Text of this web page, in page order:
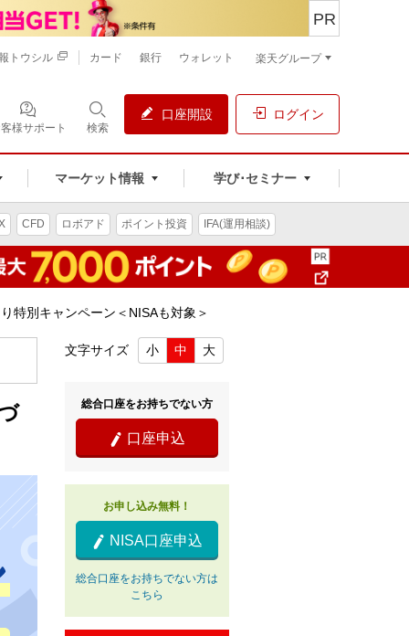
様サポート 検索
口座開設 ログイン
マーケット情報 学び･セミナー
PR
トウシル カード 銀行 ウォレット 楽天グループ
CFD ロボアド ポイント投資 IFA(運用相談)
特別キャンペーン＜NISAも対象＞
文字サイズ 小 中 大
総合口座をお持ちでない方
 口座申込
お申し込み無料！
 NISA口座申込
総合口座をお持ちでない方は
こちら